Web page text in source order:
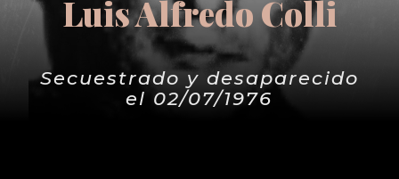
Luis Alfredo Colli
Secuestrado y desaparecido
el 02/07/1976